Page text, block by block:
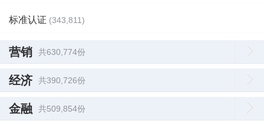
标准认证 (343,811)
营销 共630,774份
经济 共390,726份
金融 共509,854份